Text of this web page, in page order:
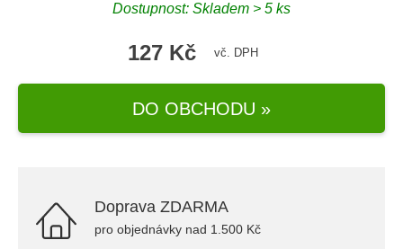
Dostupnost: Skladem > 5 ks
127 Kč vč. DPH
DO OBCHODU »
Doprava ZDARMA
pro objednávky nad 1.500 Kč